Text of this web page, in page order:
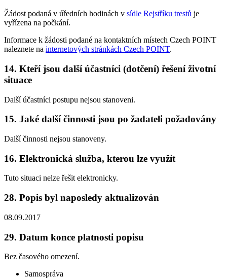
Žádost podaná v úředních hodinách v sídle Rejstříku trestů je
vyřízena na počkání.
Informace k žádosti podané na kontaktních místech Czech POINT
naleznete na internetových stránkách Czech POINT.
14. Kteří jsou další účastníci (dotčení) řešení životní
situace
Další účastníci postupu nejsou stanoveni.
15. Jaké další činnosti jsou po žadateli požadovány
Další činnosti nejsou stanoveny.
16. Elektronická služba, kterou lze využít
Tuto situaci nelze řešit elektronicky.
28. Popis byl naposledy aktualizován
08.09.2017
29. Datum konce platnosti popisu
Bez časového omezení.
Samospráva